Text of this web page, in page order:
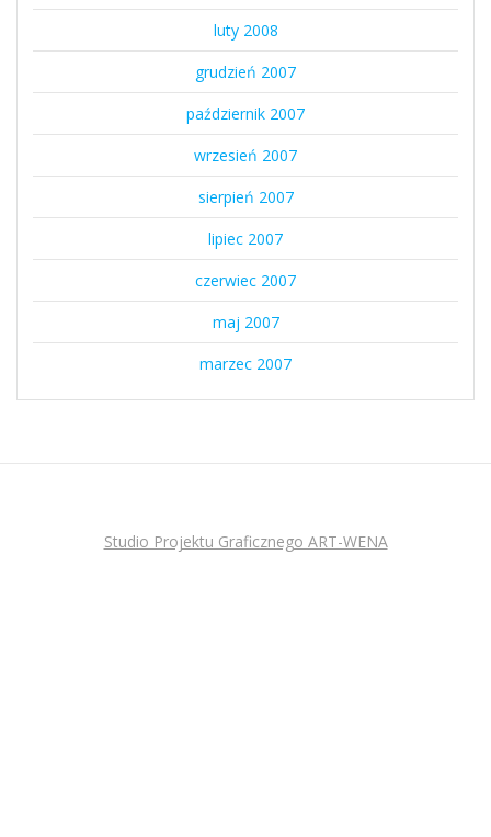
luty 2008
grudzień 2007
październik 2007
wrzesień 2007
sierpień 2007
lipiec 2007
czerwiec 2007
maj 2007
marzec 2007
Studio Projektu Graficznego ART-WENA